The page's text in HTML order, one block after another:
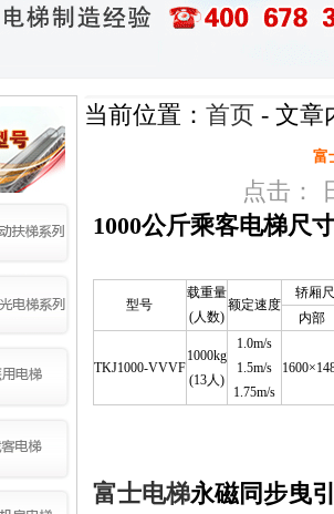
当前位置： 首页 - 文章
富
点击：
1000公斤乘客电梯尺
型号
载重量
(人数)
额定速度
轿厢
内部
TKJ1000-VVVF
1000kg
(13人)
1.0m/s
1.5m/s
1.75m/s
富士电梯永磁同步曳